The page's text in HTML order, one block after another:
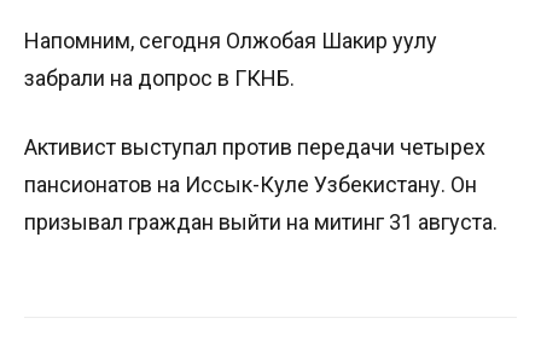
Напомним, сегодня Олжобая Шакир уулу
забрали на допрос в ГКНБ.
Активист выступал против передачи четырех
пансионатов на Иссык-Куле Узбекистану. Он
призывал граждан выйти на митинг 31 августа.